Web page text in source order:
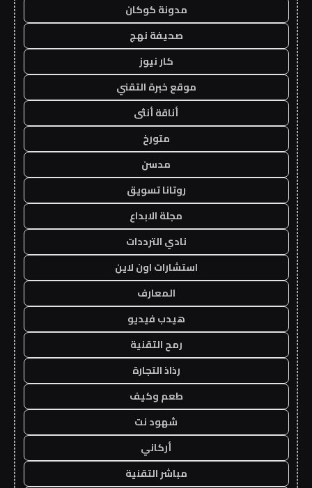
مدونة كوكان
صحيفة نهج
كار نيوز
موقع خبرة التقني
أناقة أنثى
متورخ
مدسن
روتانا تسويق
مجلة الابداع
نادي الترددات
استشارات اون لاين
المعارف
هيدب فيديو
رمح التقنية
رذاذ التجارة
طعم وكيف
شهود نت
أركاني
مباشر التقنية